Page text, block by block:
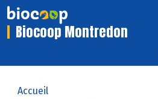
Biocoop Montredon
Accueil